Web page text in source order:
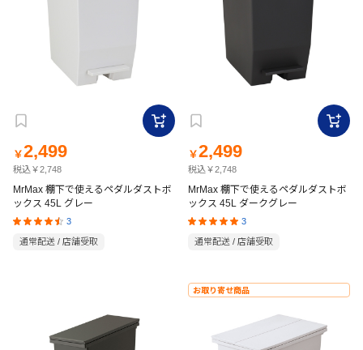
￥2,499
税込￥2,748
MrMax 棚下で使えるペダルダストボ
ックス 45L グレー
3
通常配送 / 店舗受取
￥2,499
税込￥2,748
MrMax 棚下で使えるペダルダストボ
ックス 45L ダークグレー
3
通常配送 / 店舗受取
お取り寄せ商品